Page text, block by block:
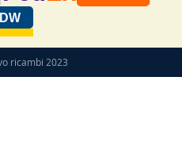
ricambi 2023